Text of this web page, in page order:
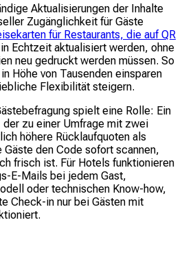
Aktualisierungen der Inhalte
Zugänglichkeit für Gäste
für Restaurants, die auf QR
Echtzeit aktualisiert werden, ohne
neu gedruckt werden müssen. So
Höhe von Tausenden einsparen
Flexibilität steigern.
spielt eine Rolle: Ein
der zu einer Umfrage mit zwei
höhere Rücklaufquoten als
Gäste den Code sofort scannen,
frisch ist. Für Hotels funktionieren
E-Mails bei jedem Gast,
oder technischen Know-how,
Check-in nur bei Gästen mit